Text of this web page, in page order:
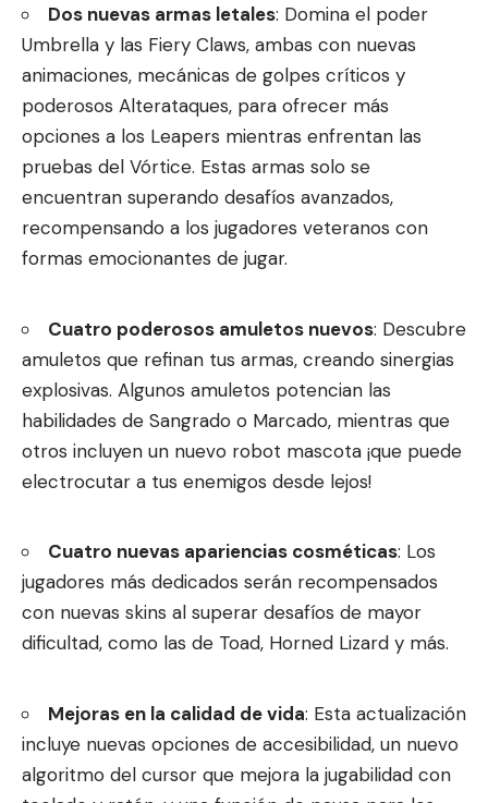
Dos nuevas armas letales: Domina el poder
Umbrella y las Fiery Claws, ambas con nuevas
animaciones, mecánicas de golpes críticos y
poderosos Alterataques, para ofrecer más
opciones a los Leapers mientras enfrentan las
pruebas del Vórtice. Estas armas solo se
encuentran superando desafíos avanzados,
recompensando a los jugadores veteranos con
formas emocionantes de jugar.
Cuatro poderosos amuletos nuevos: Descubre
amuletos que refinan tus armas, creando sinergias
explosivas. Algunos amuletos potencian las
habilidades de Sangrado o Marcado, mientras que
otros incluyen un nuevo robot mascota ¡que puede
electrocutar a tus enemigos desde lejos!
Cuatro nuevas apariencias cosméticas: Los
jugadores más dedicados serán recompensados
con nuevas skins al superar desafíos de mayor
dificultad, como las de Toad, Horned Lizard y más.
Mejoras en la calidad de vida: Esta actualización
incluye nuevas opciones de accesibilidad, un nuevo
algoritmo del cursor que mejora la jugabilidad con